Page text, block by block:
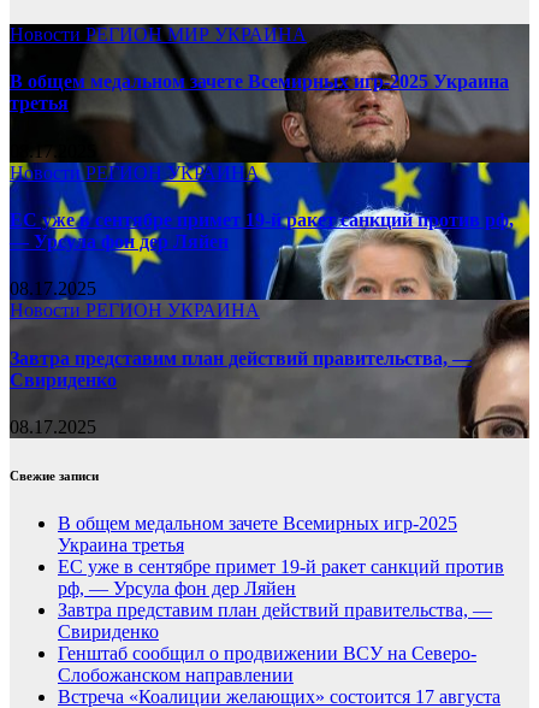
Новости РЕГИОНМИР УКРАИНА
В общем медальном зачете Всемирных игр-2025 Украина
третья
08.17.2025
НовостиРЕГИОНУКРАИНА
ЕС уже в сентябре примет 19-й ракет санкций против рф,
— Урсула фон дер Ляйен
08.17.2025
Новости РЕГИОН УКРАИНА
Завтра представим план действий правительства, —
Свириденко
08.17.2025
Свежие записи
В общем медальном зачете Всемирных игр-2025
Украина третья
ЕС уже в сентябре примет 19-й ракет санкций против
рф, — Урсула фон дер Ляйен
Завтра представим план действий правительства, —
Свириденко
Генштаб сообщил о продвижении ВСУ на Северо-
Слобожанском направлении
Встреча «Коалиции желающих» состоится 17 августа